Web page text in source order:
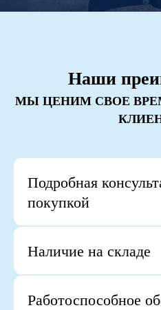
Наши
МЫ ЦЕНИМ СВОЕ
Подробная
покупкой
Наличие на складе
Работоспособное